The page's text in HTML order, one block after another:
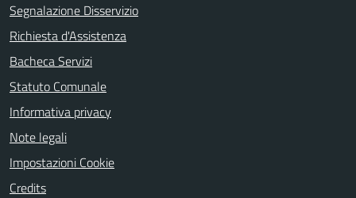
Segnalazione Disservizio
Richiesta d'Assistenza
Bacheca Servizi
Statuto Comunale
Informativa privacy
Note legali
Impostazioni Cookie
Credits